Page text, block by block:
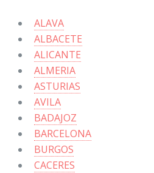
ALAVA
ALBACETE
ALICANTE
ALMERIA
ASTURIAS
AVILA
BADAJOZ
BARCELONA
BURGOS
CACERES